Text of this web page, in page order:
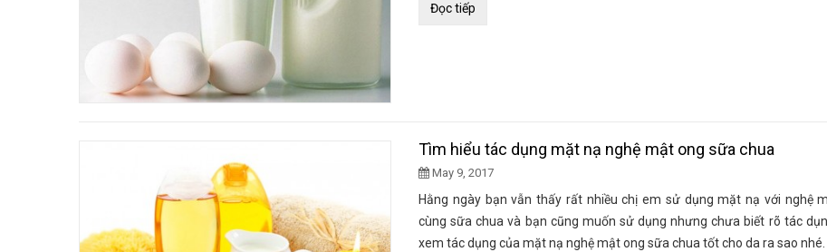
Đọc tiếp
Tìm hiểu tác dụng mặt nạ nghệ mật ong sữa chua
May 9, 2017
Hằng ngày bạn vẫn thấy rất nhiều chị em sử dụng mặt nạ với nghệ
cùng sữa chua và bạn cũng muốn sử dụng nhưng chưa biết rõ tác
xem tác dụng của mặt nạ nghệ mật ong sữa chua tốt cho da ra sao nhé.